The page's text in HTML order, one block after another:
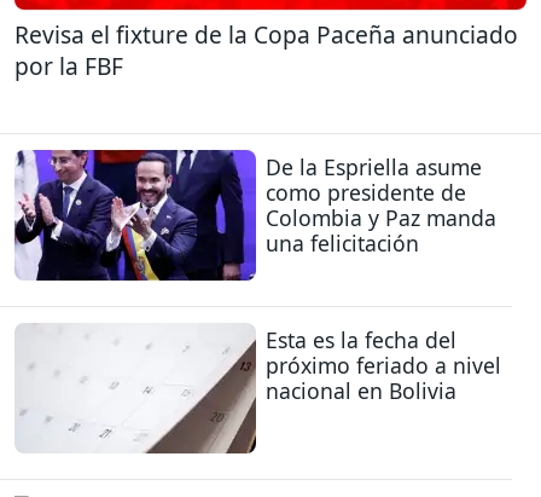
Revisa el fixture de la Copa Paceña anunciado
por la FBF
De la Espriella asume
como presidente de
Colombia y Paz manda
una felicitación
Esta es la fecha del
próximo feriado a nivel
nacional en Bolivia